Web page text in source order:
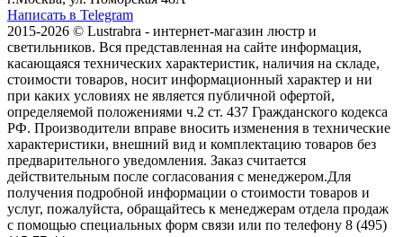
Написать в Telegram
2015-2026 © Lustrabra - интернет-магазин люстр и
светильников. Вся представленная на сайте информация,
касающаяся технических характеристик, наличия на складе,
стоимости товаров, носит информационный характер и ни
при каких условиях не является публичной офертой,
определяемой положениями ч.2 ст. 437 Гражданского кодекса
РФ. Производители вправе вносить изменения в технические
характеристики, внешний вид и комплектацию товаров без
предварительного уведомления. Заказ считается
действительным после согласования с менеджером.Для
получения подробной информации о стоимости товаров и
услуг, пожалуйста, обращайтесь к менеджерам отдела продаж
с помощью специальных форм связи или по телефону 8 (495)